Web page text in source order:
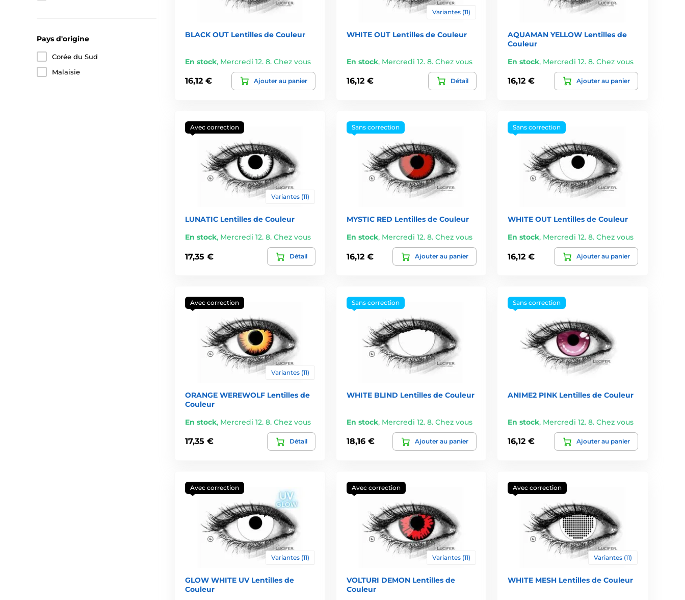
Pays d'origine
Corée du Sud
Malaisie
BLACK OUT Lentilles de Couleur
En stock, Mercredi 12. 8. Chez vous
16,12 € Ajouter au panier
Variantes (11)
WHITE OUT Lentilles de Couleur
En stock, Mercredi 12. 8. Chez vous
16,12 € Détail
AQUAMAN YELLOW Lentilles de
Couleur
En stock, Mercredi 12. 8. Chez vous
16,12 € Ajouter au panier
Avec correction
Variantes (11)
LUNATIC Lentilles de Couleur
En stock, Mercredi 12. 8. Chez vous
17,35 € Détail
Sans correction
MYSTIC RED Lentilles de Couleur
En stock, Mercredi 12. 8. Chez vous
16,12 € Ajouter au panier
Sans correction
WHITE OUT Lentilles de Couleur
En stock, Mercredi 12. 8. Chez vous
16,12 € Ajouter au panier
Avec correction
Variantes (11)
ORANGE WEREWOLF Lentilles de
Couleur
En stock, Mercredi 12. 8. Chez vous
17,35 € Détail
Sans correction
WHITE BLIND Lentilles de Couleur
En stock, Mercredi 12. 8. Chez vous
18,16 € Ajouter au panier
Sans correction
ANIME2 PINK Lentilles de Couleur
En stock, Mercredi 12. 8. Chez vous
16,12 € Ajouter au panier
Avec correction
Variantes (11)
GLOW WHITE UV Lentilles de
Couleur
Avec correction
Variantes (11)
VOLTURI DEMON Lentilles de
Couleur
Avec correction
Variantes (11)
WHITE MESH Lentilles de Couleur